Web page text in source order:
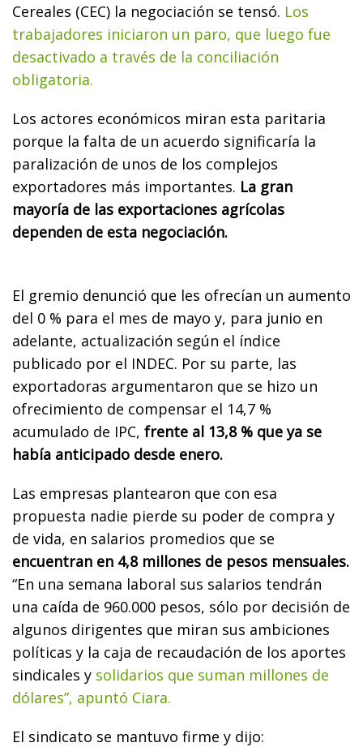
Cereales (CEC) la negociación se tensó. Los
trabajadores iniciaron un paro, que luego fue
desactivado a través de la conciliación
obligatoria.
Los actores económicos miran esta paritaria
porque la falta de un acuerdo significaría la
paralización de unos de los complejos
exportadores más importantes. La gran
mayoría de las exportaciones agrícolas
dependen de esta negociación.
El gremio denunció que les ofrecían un aumento
del 0 % para el mes de mayo y, para junio en
adelante, actualización según el índice
publicado por el INDEC. Por su parte, las
exportadoras argumentaron que se hizo un
ofrecimiento de compensar el 14,7 %
acumulado de IPC, frente al 13,8 % que ya se
había anticipado desde enero.
Las empresas plantearon que con esa
propuesta nadie pierde su poder de compra y
de vida, en salarios promedios que se
encuentran en 4,8 millones de pesos mensuales.
“En una semana laboral sus salarios tendrán
una caída de 960.000 pesos, sólo por decisión de
algunos dirigentes que miran sus ambiciones
políticas y la caja de recaudación de los aportes
sindicales y solidarios que suman millones de
dólares”, apuntó Ciara.
El sindicato se mantuvo firme y dijo: